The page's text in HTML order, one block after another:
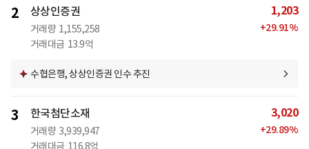
2 상상인증권
거래량 1,155,258
거래대금 13.9억
1,203
+29.91%
수협은행, 상상인증권 인수 추진
3 한국첨단소재
거래량 3,939,947
거래대금 116.8억
3,020
+29.89%